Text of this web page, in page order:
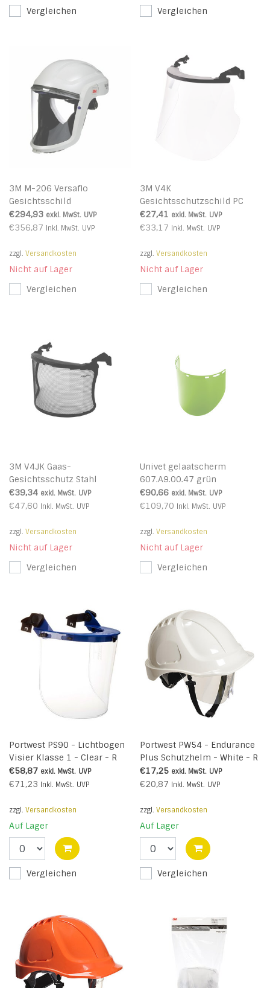
Vergleichen Vergleichen
3M M-206 Versaflo
Gesichtsschild
€294,93 exkl. MwSt. UVP
€356,87 Inkl. MwSt. UVP
zzgl. Versandkosten
Nicht auf Lager
Vergleichen
3M V4K
Gesichtsschutzschild PC
klar
€27,41 exkl. MwSt. UVP
€33,17 Inkl. MwSt. UVP
zzgl. Versandkosten
Nicht auf Lager
Vergleichen
3M V4JK Gaas-
Gesichtsschutz Stahl
schwarz
€39,34 exkl. MwSt. UVP
€47,60 Inkl. MwSt. UVP
zzgl. Versandkosten
Nicht auf Lager
Vergleichen
Univet gelaatscherm
607.A9.00.47 grün
€90,66 exkl. MwSt. UVP
€109,70 Inkl. MwSt. UVP
zzgl. Versandkosten
Nicht auf Lager
Vergleichen
Portwest PS90 - Lichtbogen
Visier Klasse 1 - Clear - R
€58,87 exkl. MwSt. UVP
€71,23 Inkl. MwSt. UVP
zzgl. Versandkosten
Auf Lager
Vergleichen
Portwest PW54 - Endurance
Plus Schutzhelm - White - R
€17,25 exkl. MwSt. UVP
€20,87 Inkl. MwSt. UVP
zzgl. Versandkosten
Auf Lager
Vergleichen